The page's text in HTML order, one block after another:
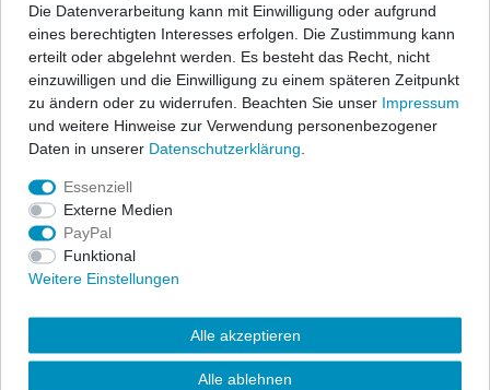
- passgenau nach Form des Fußraums
- hochwertige, strapazierfähige Velourqualität (ca. 600g/m²) mit
- Antirutsch-Schutz auf der Unterseite
Befestigungssystem, oder im Lieferumfang befinden sich
entsprechende Befestigungsteile zur Fixierung der Matten, wenn
benötigt wird.
- Material:100% Polyamid, Velour (ca. 600g/m²)
Die Datenverarbeitung kann mit Einwilligung oder aufgrund
eines berechtigten Interesses erfolgen. Die Zustimmung kann
erteilt oder abgelehnt werden. Es besteht das Recht, nicht
einzuwilligen und die Einwilligung zu einem späteren Zeitpunkt
zu ändern oder zu widerrufen. Beachten Sie unser Impressum
und weitere Hinweise zur Verwendung personenbezogener
Daten in unserer Daten­schutz­erklärung
Essenziell
Externe Medien
PayPal
Funktional
Weitere Einstellungen
Alle akzeptieren
Alle ablehnen